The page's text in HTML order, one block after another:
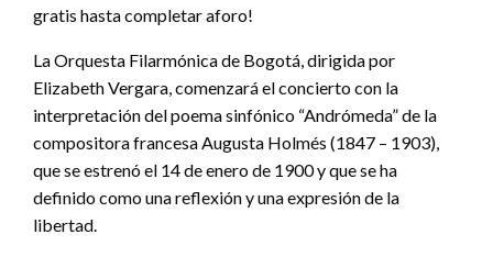
gratis hasta completar aforo!
La Orquesta Filarmónica de Bogotá, dirigida por
Elizabeth Vergara, comenzará el concierto con la
interpretación del poema sinfónico “Andrómeda” de la
compositora francesa Augusta Holmés (1847 – 1903),
que se estrenó el 14 de enero de 1900 y que se ha
definido como una reflexión y una expresión de la
libertad.